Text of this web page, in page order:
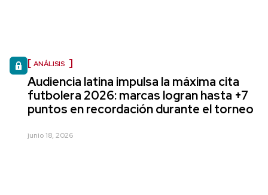
ANÁLISIS
Audiencia latina impulsa la máxima cita
futbolera 2026: marcas logran hasta +7
puntos en recordación durante el torneo
junio 18, 2026